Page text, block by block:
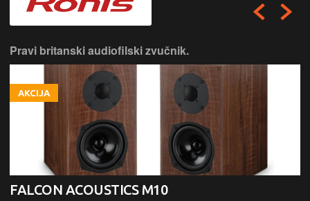
Pravi britanski audiofilski zvučnik.
AKCIJA
FALCON ACOUSTICS M10